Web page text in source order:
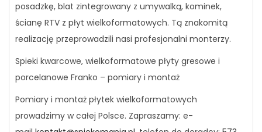
posadzkę, blat zintegrowany z umywalką, kominek,
ścianę RTV z płyt wielkoformatowych. Tą znakomitą
realizację przeprowadzili nasi profesjonalni monterzy.
Spieki kwarcowe, wielkoformatowe płyty gresowe i
porcelanowe Franko – pomiary i montaż
Pomiary i montaż płytek wielkoformatowych
prowadzimy w całej Polsce. Zapraszamy: e-